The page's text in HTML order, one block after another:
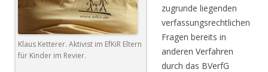
Klaus Ketterer. Aktivist im EfKiR Eltern
für Kinder im Revier.
zugrunde liegenden
verfassungsrechtlichen
Fragen bereits in
anderen Verfahren
durch das BVerfG